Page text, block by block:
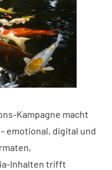
Kampagne macht
emotional, digital und
Inhalten trifft